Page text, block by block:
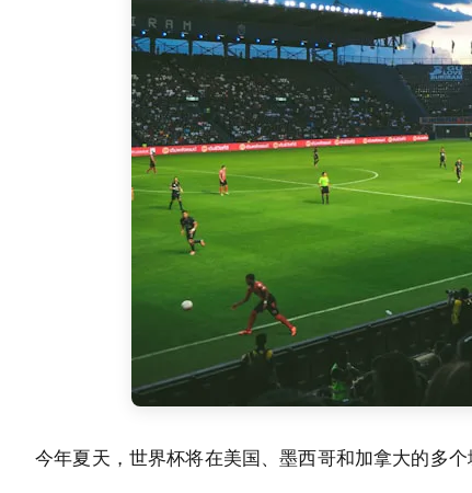
今年夏天，世界杯将在美国、墨西哥和加拿大的多个